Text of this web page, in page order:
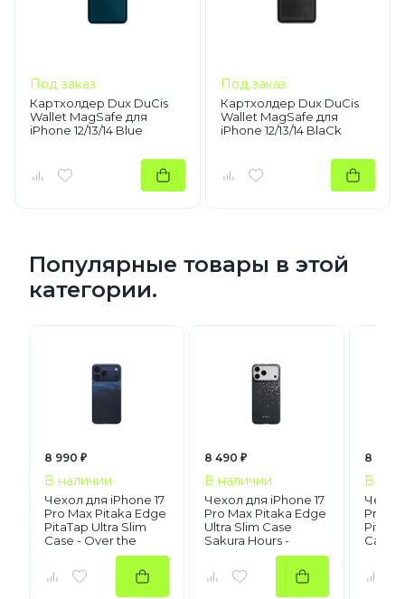
Под заказ
Картхолдер Dux DuСis
Wallet MagSafe для
iPhone 12/13/14 Blue
Под заказ
Картхолдер Dux DuСis
Wallet MagSafe для
iPhone 12/13/14 BlaСk
Популярные товары в этой
категории.
8 990 ₽
В наличии
Чехол для iPhone 17
Pro Max Pitaka Edge
PitaTap Ultra Slim
Case - Over the
8 490 ₽
В наличии
Чехол для iPhone 17
Pro Max Pitaka Edge
Ultra Slim Case
Sakura Hours -
Midnight Black
8 390
В
Чехол
Pro
Case -